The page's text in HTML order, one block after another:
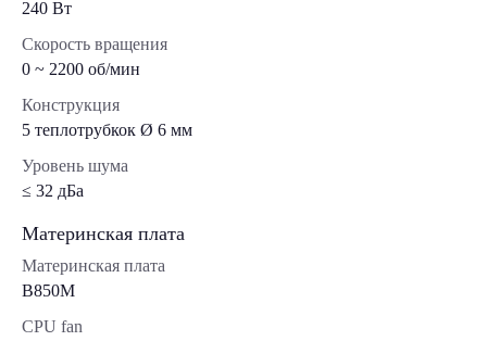
240 Вт
Скорость вращения
0 ~ 2200 об/мин
Конструкция
5 теплотрубкок Ø 6 мм
Уровень шума
≤ 32 дБа
Материнская плата
Материнская плата
B850M
CPU fan